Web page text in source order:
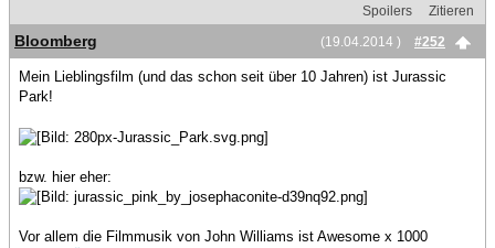
Spoilers
Zitieren
(19.04.2014 )
#252
Bloomberg
Mein Lieblingsfilm (und das schon seit über 10 Jahren) ist Jurassic
Park!
bzw. hier eher:
Vor allem die Filmmusik von John Williams ist Awesome x 1000